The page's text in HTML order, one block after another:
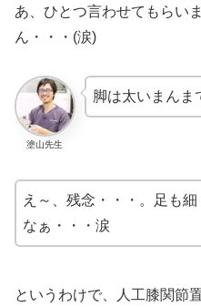
あ、ひとつ言わせてもらい
ん・・・(涙)
塗山先生
脚は太いまんま
え～、残念・・・。足も
なぁ・・・涙
というわけで、人工膝関節